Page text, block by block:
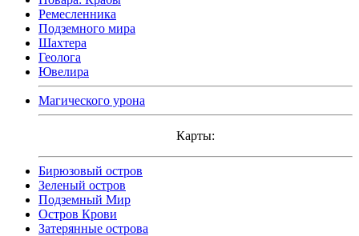
Ремесленника
Подземного мира
Шахтера
Геолога
Ювелира
Магического урона
Карты:
Бирюзовый остров
Зеленый остров
Подземный Мир
Остров Крови
Затерянные острова